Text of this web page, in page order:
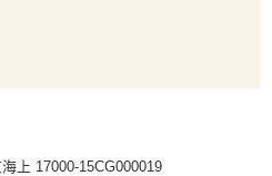
上 17000-15CG000019